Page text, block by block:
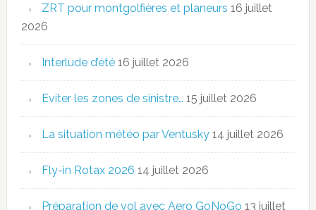
ZRT pour montgolfières et planeurs 16 juillet
2026
Interlude d’été 16 juillet 2026
Eviter les zones de sinistre… 15 juillet 2026
La situation météo par Ventusky 14 juillet 2026
Fly-in Rotax 2026 14 juillet 2026
Préparation de vol avec Aero GoNoGo 13 juillet